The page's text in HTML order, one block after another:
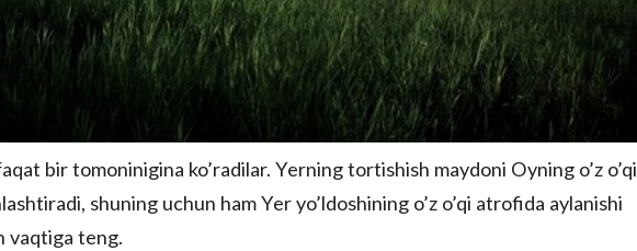
bir tomoninigina ko’radilar. Yerning tortishish maydoni Oyning o’z o’qi
shuning uchun ham Yer yo’ldoshining o’z o’qi atrofida aylanishi
vaqtiga teng.